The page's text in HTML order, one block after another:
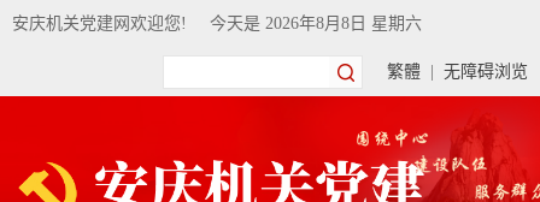
安庆机关党建网欢迎您! 今天是 2026年8月8日 星期六
繁體 无障碍浏览